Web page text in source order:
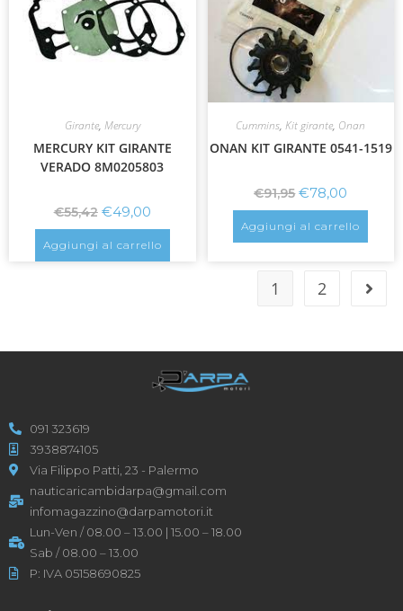
Girante, Mercury
MERCURY KIT GIRANTE
VERADO 8M0205803
€55,42 €49,00
Aggiungi al carrello
Cummins,Kit girante, Onan
ONAN KIT GIRANTE 0541-1519
€91,95 €78,00
Aggiungi al carrello
1 2
091 323619
3938874105
Via Filippo Patti, 23 - Palermo
nauticaricambidarpa@gmail.com
infomagazzino@darpamotori.it
Lun-Ven / 08.00 – 13.00 | 15.00 – 18.00
Sab / 08.00 – 13.00
P: IVA 05158690825